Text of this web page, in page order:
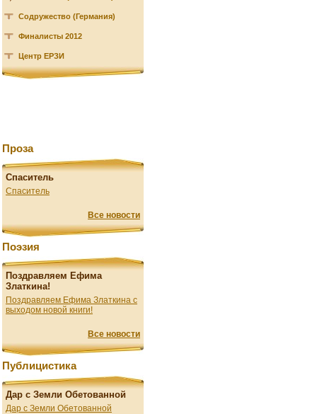
Содружество (Германия)
Финалисты 2012
Центр ЕРЗИ
Проза
Спаситель
Спаситель
Все новости
Поэзия
Поздравляем Ефима
Златкина!
Поздравляем Ефима Златкина с
выходом новой книги!
Все новости
Публицистика
Дар с Земли Обетованной
Дар с Земли Обетованной